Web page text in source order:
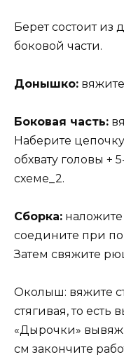
Берет состоит из
боковой части.
Донышко:
Боковая часть:
Наберите
обхвату головы +
схеме_2.
Сборка:
соедините при
Затем свяжите
Околыш: вяжите
стягивая, то есть
«Дырочки»
см закончите